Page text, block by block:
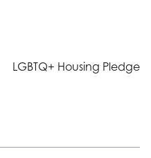
LGBTQ+ Housing Pledge